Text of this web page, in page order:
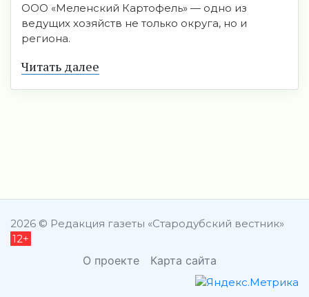
ООО «Меленский Картофель» — одно из
ведущих хозяйств не только округа, но и
региона.
Читать далее
2026 © Редакция газеты «Стародубский вестник»
12+
О проекте Карта сайта